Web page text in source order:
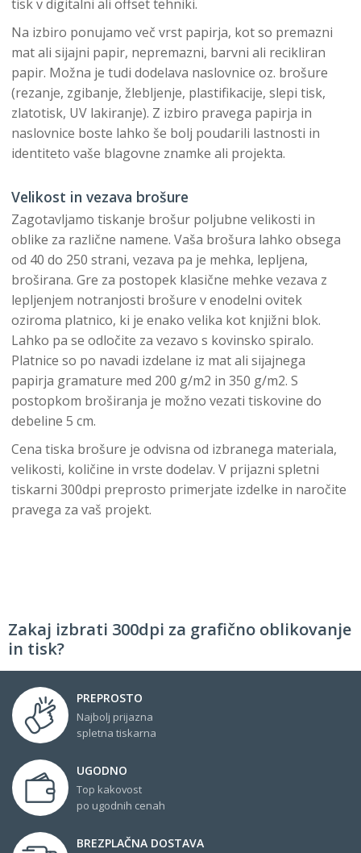
tisk v digitalni ali offset tehniki.
Na izbiro ponujamo več vrst papirja, kot so premazni
mat ali sijajni papir, nepremazni, barvni ali recikliran
papir. Možna je tudi dodelava naslovnice oz. brošure
(rezanje, zgibanje, žlebljenje, plastifikacije, slepi tisk,
zlatotisk, UV lakiranje). Z izbiro pravega papirja in
naslovnice boste lahko še bolj poudarili lastnosti in
identiteto vaše blagovne znamke ali projekta.
Velikost in vezava brošure
Zagotavljamo tiskanje brošur poljubne velikosti in
oblike za različne namene. Vaša brošura lahko obsega
od 40 do 250 strani, vezava pa je mehka, lepljena,
broširana. Gre za postopek klasične mehke vezava z
lepljenjem notranjosti brošure v enodelni ovitek
oziroma platnico, ki je enako velika kot knjižni blok.
Lahko pa se odločite za vezavo s kovinsko spiralo.
Platnice so po navadi izdelane iz mat ali sijajnega
papirja gramature med 200 g/m2 in 350 g/m2. S
postopkom broširanja je možno vezati tiskovine do
debeline 5 cm.
Cena tiska brošure je odvisna od izbranega materiala,
velikosti, količine in vrste dodelav. V prijazni spletni
tiskarni 300dpi preprosto primerjate izdelke in naročite
pravega za vaš projekt.
Zakaj izbrati 300dpi za grafično oblikovanje
in tisk?
PREPROSTO
Najbolj prijazna
spletna tiskarna
UGODNO
Top kakovost
po ugodnih cenah
BREZPLAČNA DOSTAVA